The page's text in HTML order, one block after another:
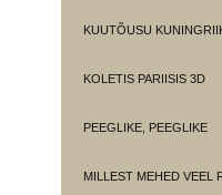
KUUTÕUSU
KOLETIS PARIISIS 3D
PEEGLIKE, PEEGLIKE
MILLEST MEHED VEEL